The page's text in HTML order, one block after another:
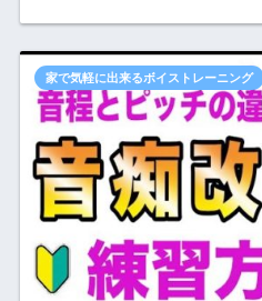
家で気軽に出来るボイストレーニング